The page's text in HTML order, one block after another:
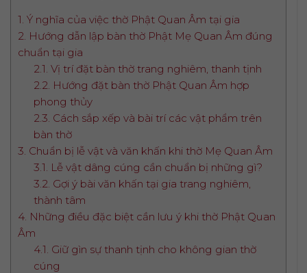
1. Ý nghĩa của việc thờ Phật Quan Âm tại gia
2. Hướng dẫn lập bàn thờ Phật Mẹ Quan Âm đúng
chuẩn tại gia
2.1. Vị trí đặt bàn thờ trang nghiêm, thanh tịnh
2.2. Hướng đặt bàn thờ Phật Quan Âm hợp
phong thủy
2.3. Cách sắp xếp và bài trí các vật phẩm trên
bàn thờ
3. Chuẩn bị lễ vật và văn khấn khi thờ Mẹ Quan Âm
3.1. Lễ vật dâng cúng cần chuẩn bị những gì?
3.2. Gợi ý bài văn khấn tại gia trang nghiêm,
thành tâm
4. Những điều đặc biệt cần lưu ý khi thờ Phật Quan
Âm
4.1. Giữ gìn sự thanh tịnh cho không gian thờ
cúng